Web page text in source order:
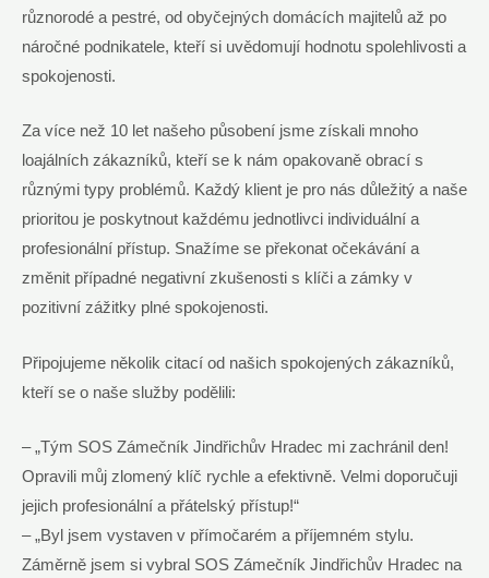
různorodé a pestré, od obyčejných domácích majitelů až po
náročné podnikatele, kteří si uvědomují hodnotu spolehlivosti a
spokojenosti.
Za více než 10 let našeho působení jsme získali mnoho
loajálních zákazníků, kteří se k nám opakovaně obrací s
různými typy problémů. Každý klient je pro nás důležitý a naše
prioritou je poskytnout každému jednotlivci individuální a
profesionální přístup. Snažíme se překonat očekávání a
změnit případné negativní zkušenosti s klíči a zámky v
pozitivní zážitky plné spokojenosti.
Připojujeme několik citací od našich spokojených zákazníků,
kteří se o naše služby podělili:
– „Tým SOS Zámečník Jindřichův Hradec mi zachránil den!
Opravili můj zlomený klíč rychle a efektivně. Velmi doporučuji
jejich profesionální a přátelský přístup!“
– „Byl jsem vystaven v přímočarém a příjemném stylu.
Záměrně jsem si vybral SOS Zámečník Jindřichův Hradec na